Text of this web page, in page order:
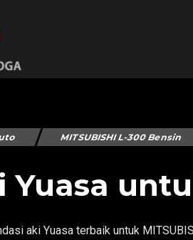
MITSUBISHI L-300 Bensin
Yuasa
aki Yuasa terbaik untuk